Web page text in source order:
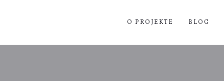
O PROJEKTE BLOG